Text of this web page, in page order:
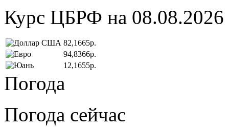
Курс ЦБРФ на 08.08.2026
82,1665р.
94,8366р.
12,1655р.
Погода
Погода сейчас